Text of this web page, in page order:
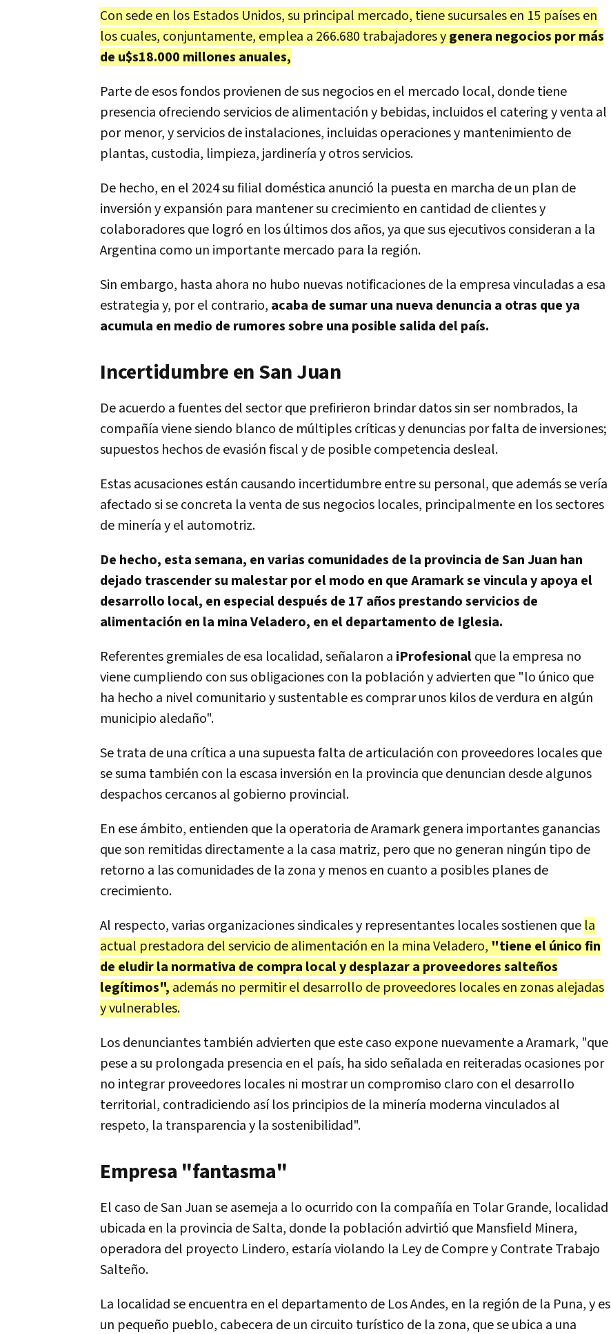
Con sede en los Estados Unidos, su principal mercado, tiene sucursales en 15 países en
los cuales, conjuntamente, emplea a 266.680 trabajadores ygenera negocios por más
de u$s18.000 millones anuales,
Parte de esos fondos provienen de sus negocios en el mercado local, donde tiene
presencia ofreciendo servicios de alimentación y bebidas, incluidos el catering y venta al
por menor, y servicios de instalaciones, incluidas operaciones y mantenimiento de
plantas, custodia, limpieza, jardinería y otros servicios.
De hecho, en el 2024 su filial doméstica anunció la puesta en marcha de un plan de
inversión y expansión para mantener su crecimiento en cantidad de clientes y
colaboradores que logró en los últimos dos años, ya que sus ejecutivos consideran a la
Argentina como un importante mercado para la región.
Sin embargo, hasta ahora no hubo nuevas notificaciones de la empresa vinculadas a esa
estrategia y, por el contrario, acaba de sumar una nueva denuncia a otras que ya
acumula en medio de rumores sobre una posible salida del país.
Incertidumbre en San Juan
De acuerdo a fuentes del sector que prefirieron brindar datos sin ser nombrados, la
compañía viene siendo blanco de múltiples críticas y denuncias por falta de inversiones;
supuestos hechos de evasión fiscal y de posible competencia desleal.
Estas acusaciones están causando incertidumbre entre su personal, que además se vería
afectado si se concreta la venta de sus negocios locales, principalmente en los sectores
de minería y el automotriz.
De hecho, esta semana, en varias comunidades de la provincia de San Juan han
dejado trascender su malestar por el modo en que Aramark se vincula y apoya el
desarrollo local, en especial después de 17 años prestando servicios de
alimentación en la mina Veladero, en el departamento de Iglesia.
Referentes gremiales de esa localidad, señalaron a iProfesionalque la empresa no
viene cumpliendo con sus obligaciones con la población y advierten que "lo único que
ha hecho a nivel comunitario y sustentable es comprar unos kilos de verdura en algún
municipio aledaño".
Se trata de una crítica a una supuesta falta de articulación con proveedores locales que
se suma también con la escasa inversión en la provincia que denuncian desde algunos
despachos cercanos al gobierno provincial.
En ese ámbito, entienden que la operatoria de Aramark genera importantes ganancias
que son remitidas directamente a la casa matriz, pero que no generan ningún tipo de
retorno a las comunidades de la zona y menos en cuanto a posibles planes de
crecimiento.
Al respecto, varias organizaciones sindicales y representantes locales sostienen que la
actual prestadora del servicio de alimentación en la mina Veladero, "tiene el único fin
de eludir la normativa de compra local y desplazar a proveedores salteños
legítimos", además no permitir el desarrollo de proveedores locales en zonas alejadas
y vulnerables.
Los denunciantes también advierten que este caso expone nuevamente a Aramark, "que
pese a su prolongada presencia en el país, ha sido señalada en reiteradas ocasiones por
no integrar proveedores locales ni mostrar un compromiso claro con el desarrollo
territorial, contradiciendo así los principios de la minería moderna vinculados al
respeto, la transparencia y la sostenibilidad".
Empresa "fantasma"
El caso de San Juan se asemeja a lo ocurrido con la compañía en Tolar Grande, localidad
ubicada en la provincia de Salta, donde la población advirtió que Mansfield Minera,
operadora del proyecto Lindero, estaría violando la Ley de Compre y Contrate Trabajo
Salteño.
La localidad se encuentra en el departamento de Los Andes, en la región de la Puna, y es
un pequeño pueblo, cabecera de un circuito turístico de la zona, que se ubica a una